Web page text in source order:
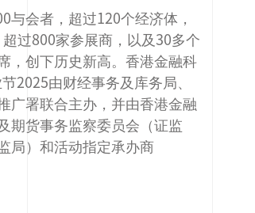
与会者，超过120个经济体，
过800家参展商，以及30多个
，创下历史新高。香港金融科
2025由财经事务及库务局、
广署联合主办，并由香港金融
期货事务监察委员会（证监
局）和活动指定承办商